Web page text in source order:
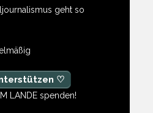
geht so
♡
LANDE spenden!